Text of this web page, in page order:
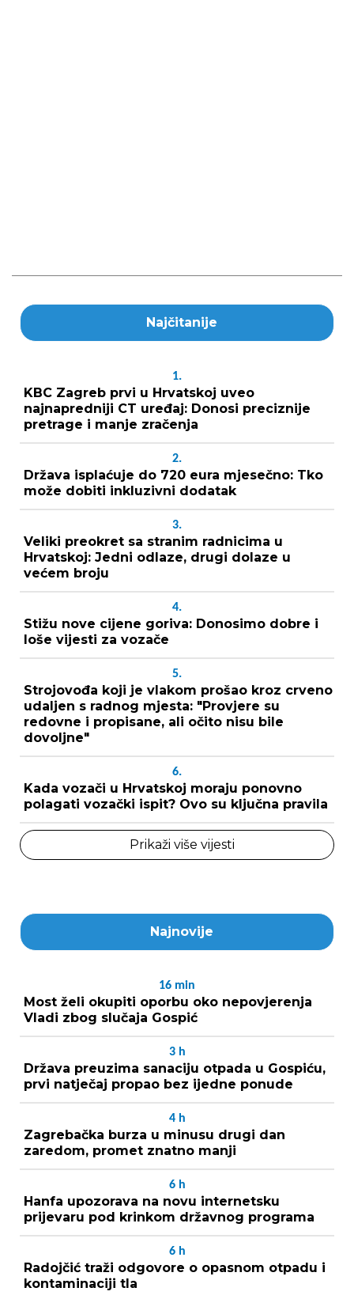
Najčitanije
1.
KBC Zagreb prvi u Hrvatskoj uveo
najnapredniji CT uređaj: Donosi preciznije
pretrage i manje zračenja
2.
Država isplaćuje do 720 eura mjesečno: Tko
može dobiti inkluzivni dodatak
3.
Veliki preokret sa stranim radnicima u
Hrvatskoj: Jedni odlaze, drugi dolaze u
većem broju
4.
Stižu nove cijene goriva: Donosimo dobre i
loše vijesti za vozače
5.
Strojovođa koji je vlakom prošao kroz crveno
udaljen s radnog mjesta: "Provjere su
redovne i propisane, ali očito nisu bile
dovoljne"
6.
Kada vozači u Hrvatskoj moraju ponovno
polagati vozački ispit? Ovo su ključna pravila
Prikaži više vijesti
Najnovije
16 min
Most želi okupiti oporbu oko nepovjerenja
Vladi zbog slučaja Gospić
3 h
Država preuzima sanaciju otpada u Gospiću,
prvi natječaj propao bez ijedne ponude
4 h
Zagrebačka burza u minusu drugi dan
zaredom, promet znatno manji
6 h
Hanfa upozorava na novu internetsku
prijevaru pod krinkom državnog programa
6 h
Radojčić traži odgovore o opasnom otpadu i
kontaminaciji tla